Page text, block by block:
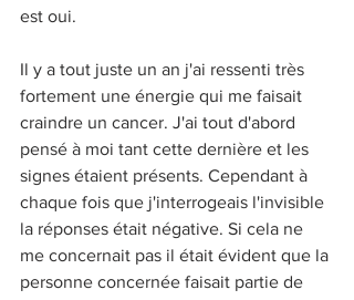
est oui.
Il y a tout juste un an j'ai ressenti très
fortement une énergie qui me faisait
craindre un cancer. J'ai tout d'abord
pensé à moi tant cette dernière et les
signes étaient présents. Cependant à
chaque fois que j'interrogeais l'invisible
la réponses était négative. Si cela ne
me concernait pas il était évident que la
personne concernée faisait partie de